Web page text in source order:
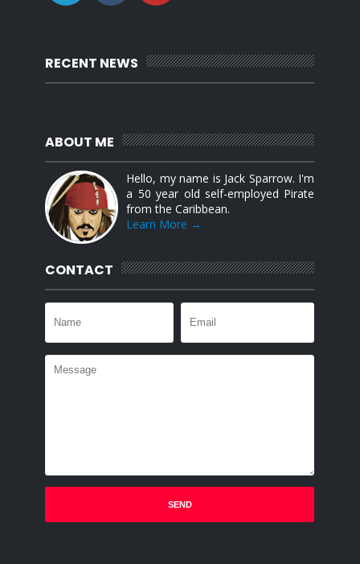
RECENT NEWS
ABOUT ME
Hello, my name is Jack Sparrow. I'm
a 50 year old self-employed Pirate
from the Caribbean.
Learn More →
CONTACT